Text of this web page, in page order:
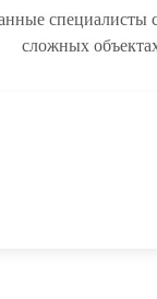
специалисты
сложных